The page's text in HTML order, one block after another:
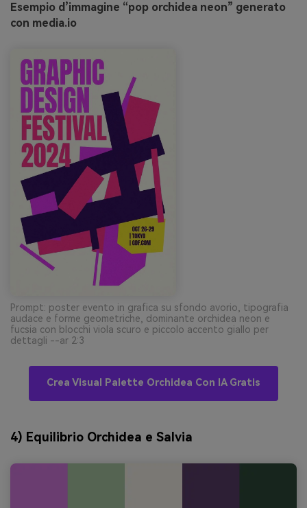
Esempio d’immagine “pop orchidea neon” generato
con media.io
Prompt: poster evento in grafica su sfondo avorio, tipografia
audace e forme geometriche, dominante orchidea neon e
fucsia con blocchi viola scuro e piccolo accento giallo per
dettagli --ar 2:3
Crea Visual Palette Orchidea Con IA Gratis
4) Equilibrio Orchidea e Salvia